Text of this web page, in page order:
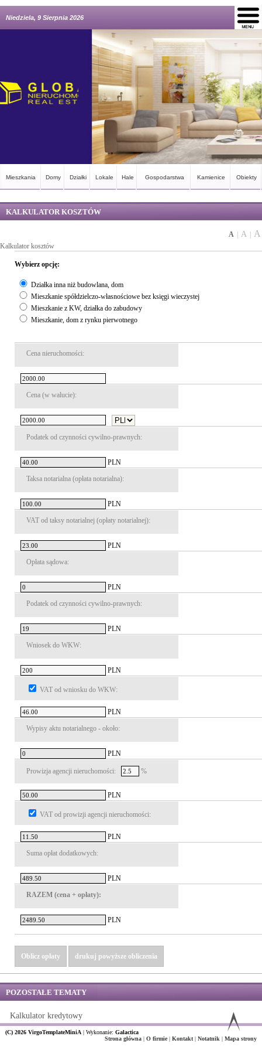
Niedziela, 9 Sierpnia 2026
Mieszkania Domy Działki Lokale Hale Gospodarstwa Kamienice Obiekty
KALKULATOR KOSZTÓW
A A A
Kalkulator kosztów
Wybierz opcję:
Działka inna niż budowlana, dom
Mieszkanie spółdzielczo-własnościowe bez księgi wieczystej
Mieszkanie z KW, działka do zabudowy
Mieszkanie, dom z rynku pierwotnego
Cena nieruchomości:
Cena (w walucie):
Podatek od czynności cywilno-prawnych:
PLN
Taksa notarialna (opłata notarialna):
PLN
VAT od taksy notarialnej (opłaty notarialnej):
PLN
Opłata sądowa:
PLN
Podatek od czynności cywilno-prawnych:
PLN
Wniosek do WKW:
PLN
VAT od wniosku do WKW:
PLN
Wypisy aktu notarialnego - około:
PLN
Prowizja agencji nieruchomości: %
PLN
VAT od prowizji agencji nieruchomości:
PLN
Suma opłat dodatkowych:
PLN
RAZEM (cena + opłaty):
PLN
Oblicz opłaty drukuj powyższe obliczenia
POZOSTAŁE TEMATY
Kalkulator kredytowy
(C) 2026 VirgoTemplateMiniA| Wykonanie: Galactica
Strona główna|O firmie|Kontakt|Notatnik|Mapa strony